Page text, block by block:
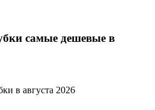
самые дешевые в
в августа 2026